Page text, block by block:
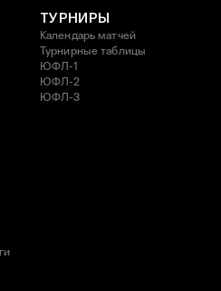
ТУРНИРЫ
Календарь матчей
Турнирные таблицы
ЮФЛ-1
ЮФЛ-2
ЮФЛ-3